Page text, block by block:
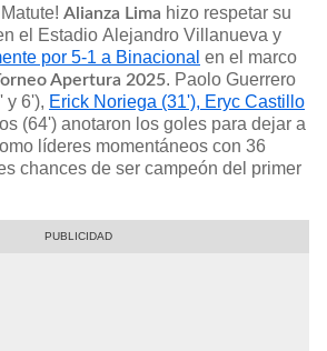
Alianza Lima hizo respetar su
el Estadio Alejandro Villanueva y
por 5-1 a Binacional en el marco
Apertura 2025. Paolo Guerrero
y 6'), Erick Noriega (31'), Eryc Castillo
(64') anotaron los goles para dejar a
líderes momentáneos con 36
chances de ser campeón del primer